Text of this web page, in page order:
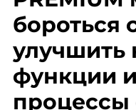
бороться
улучшить
функции
процессы